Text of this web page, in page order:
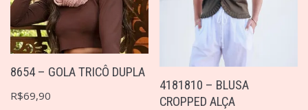
8654 – GOLA TRICÔ DUPLA
R$69,90
4181810 – BLUSA
CROPPED ALÇA